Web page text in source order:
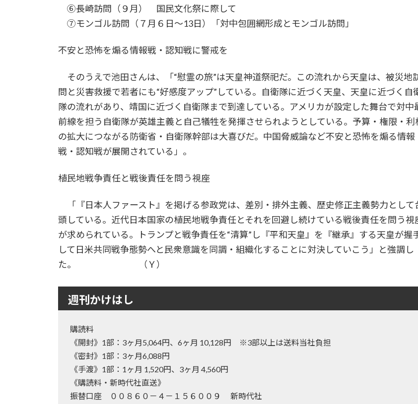
⑥長崎訪問（９月） 国民文化祭に際して
⑦モンゴル訪問（７月６日～13日）「対中包囲網形成とモンゴル訪問」
不安と恐怖を煽る情報戦・認知戦に警戒を
そのうえで池田さんは、「“慰霊の旅”は天皇神道祭祀だ。この流れから天皇は、被災地
問と災害救援で若者にも“好感度アップ”している。自衛隊に近づく天皇、天皇に近づく自
隊の流れがあり、靖国に近づく自衛隊まで到達している。アメリカが設定した舞台で対中
前線を担う自衛隊が英雄主義と自己犠牲を発揮させられようとしている。予算・権限・利
の拡大につながる防衛省・自衛隊幹部は大喜びだ。中国脅威論など不安と恐怖を煽る情報
戦・認知戦が展開されている」。
植民地戦争責任と戦後責任を問う視座
「『日本人ファースト』を掲げる参政党は、差別・排外主義、歴史修正主義勢力として
頭している。近代日本国家の植民地戦争責任とそれを回避し続けている戦後責任を問う視
が求められている。トランプと戦争責任を“清算”し『平和天皇』を『継承』する天皇が握
して日米共同戦争態勢へと民衆意識を同調・組織化することに対決していこう」と強調し
た。 （Ｙ）
週刊かけはし
購読料
《開封》1部：3ヶ月5,064円、6ヶ月 10,128円 ※3部以上は送料当社負担
《密封》1部：3ヶ月6,088円
《手渡》1部：1ヶ月 1,520円、3ヶ月 4,560円
《購読料・新時代社直送》
振替口座 ００８６０－４－１５６００９ 新時代社